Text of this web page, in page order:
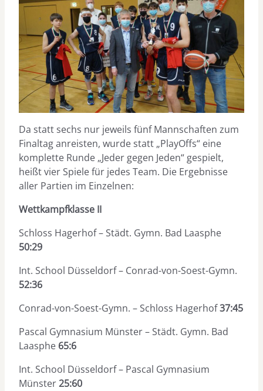
Da statt sechs nur jeweils fünf Mannschaften zum
Finaltag anreisten, wurde statt „PlayOffs“ eine
komplette Runde „Jeder gegen Jeden“ gespielt,
heißt vier Spiele für jedes Team. Die Ergebnisse
aller Partien im Einzelnen:
Wettkampfklasse II
Schloss Hagerhof – Städt. Gymn. Bad Laasphe
50:29
Int. School Düsseldorf – Conrad-von-Soest-Gymn.
52:36
Conrad-von-Soest-Gymn. – Schloss Hagerhof37:45
Pascal Gymnasium Münster – Städt. Gymn. Bad
Laasphe 65:6
Int. School Düsseldorf – Pascal Gymnasium
Münster25:60